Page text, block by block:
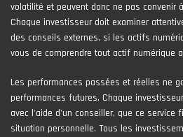
volatilité et peuvent donc ne pas convenir
Chaque investisseur doit examiner
des conseils externes, si les actifs
vous de comprendre tout actif numérique
Les performances passées et réelles ne
performances futures. Chaque
avec l'aide d'un conseiller, que ce service
situation personnelle. Tous les